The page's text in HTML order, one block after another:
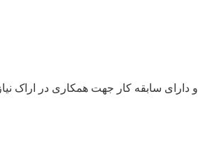
کار جهت همکاری در اراک نیازمندیم.